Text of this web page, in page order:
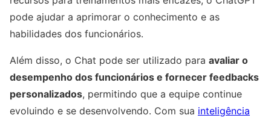
pode ajudar a aprimorar o conhecimento e as
habilidades dos funcionários.
Além disso, o Chat pode ser utilizado para avaliar o
desempenho dos funcionários e fornecer feedbacks
personalizados, permitindo que a equipe continue
evoluindo e se desenvolvendo. Com sua inteligência